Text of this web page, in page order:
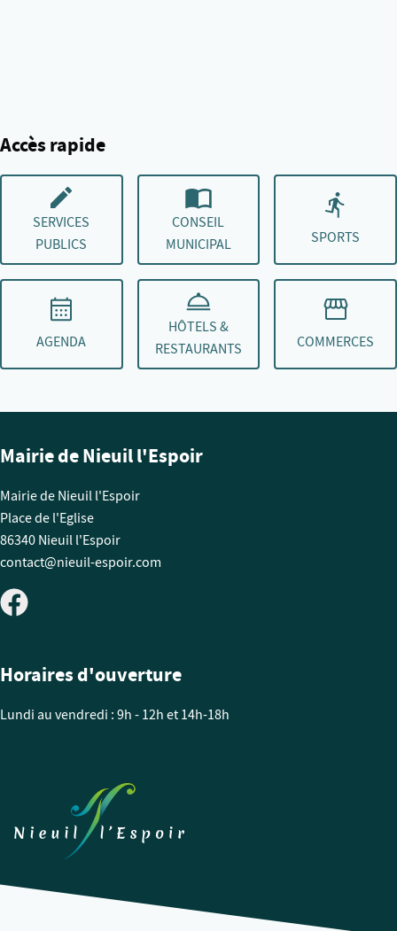
Accès rapide
SERVICES
PUBLICS
CONSEIL
MUNICIPAL
SPORTS
AGENDA
HÔTELS &
RESTAURANTS
COMMERCES
Mairie de Nieuil l'Espoir
Mairie de Nieuil l'Espoir
Place de l'Eglise
86340 Nieuil l'Espoir
contact@nieuil-espoir.com
Horaires d'ouverture
Lundi au vendredi : 9h - 12h et 14h-18h